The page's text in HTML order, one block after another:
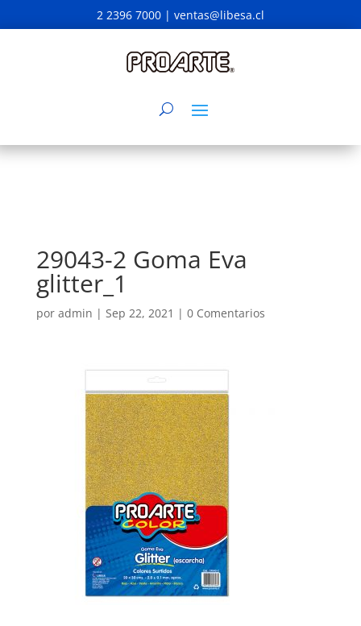
2 2396 7000 | ventas@libesa.cl
29043-2 Goma Eva
glitter_1
por admin | Sep 22, 2021 | 0 Comentarios